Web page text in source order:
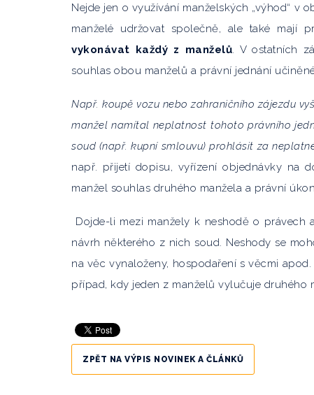
Nejde jen o využívání manželských „výhod“ v
manželé udržovat společně, ale také mají
vykonávat každý z manželů. V ostatních
souhlas obou manželů a právní jednání
Např. koupě vozu nebo zahraničního zájezdu
manžel namítal neplatnost tohoto právního
soud (např. kupní smlouvu) prohlásit za
např. přijetí dopisu, vyřízení objednávky na
manžel souhlas druhého manžela a právní
Dojde-li mezi manžely k neshodě o
návrh některého z nich soud. Neshody se
na věc vynaloženy, hospodaření s věcmi
případ, kdy jeden z manželů vylučuje druhého
ZPĚT NA VÝPIS NOVINEK A ČLÁNKŮ